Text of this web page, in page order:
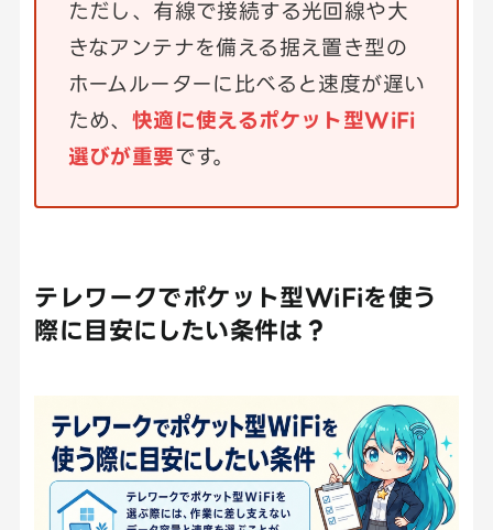
ただし、有線で接続する光回線や大
きなアンテナを備える据え置き型の
ホームルーターに比べると速度が遅い
ため、 快適に使えるポケット型WiFi
選びが重要です。
テレワークでポケット型WiFiを使う
際に目安にしたい条件は？